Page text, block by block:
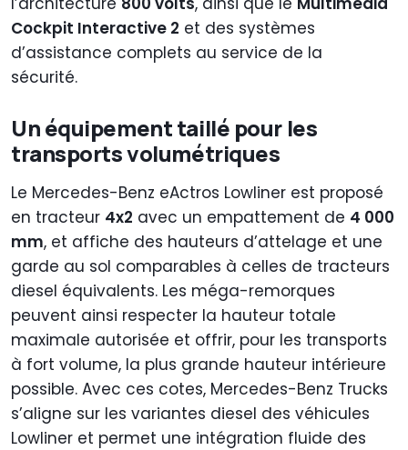
Cockpit Interactive 2 et des systèmes
d’assistance complets au service de la
sécurité.
Un équipement taillé pour les
transports volumétriques
Le Mercedes-Benz eActros Lowliner est proposé
en tracteur 4x2 avec un empattement de 4 000
mm, et affiche des hauteurs d’attelage et une
garde au sol comparables à celles de tracteurs
diesel équivalents. Les méga-remorques
peuvent ainsi respecter la hauteur totale
maximale autorisée et offrir, pour les transports
à fort volume, la plus grande hauteur intérieure
possible. Avec ces cotes, Mercedes-Benz Trucks
s’aligne sur les variantes diesel des véhicules
Lowliner et permet une intégration fluide des